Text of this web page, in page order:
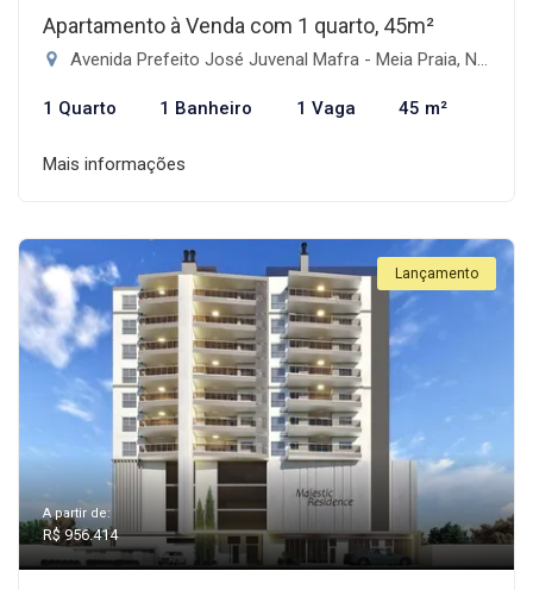
Apartamento à Venda com 1 quarto, 45m²
Avenida Prefeito José Juvenal Mafra - Meia Praia, Navegantes-SC
1 Quarto 1 Banheiro 1 Vaga 45 m²
Mais informações
Lançamento
A partir de:
R$ 956.414